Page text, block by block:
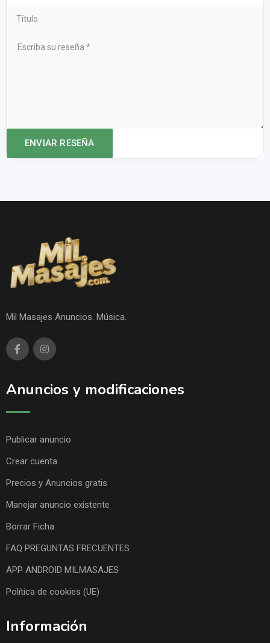
Mil Masajes Anuncios. Música.
Anuncios y modificaciones
Publicar anuncio
Crear cuenta
Precios y Anuncios gratis
Manejar anuncio existente
Borrar Ficha
FAQ PREGUNTAS FRECUENTES
APP ANDROID MILMASAJES
Política de cookies (UE)
Información